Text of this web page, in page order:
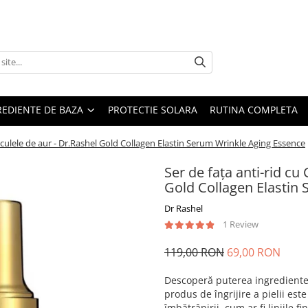
DE BAZA PROTECTIE SOLARA RUTINA COMPLETA
de aur - Dr.Rashel Gold Collagen Elastin Serum Wrinkle Aging Essence
Ser de fața anti-rid cu
Gold Collagen Elastin
Dr Rashel
1 Review
119,00 RON 69,00 RON
Descoperă puterea
produs de îngrijire a pielii